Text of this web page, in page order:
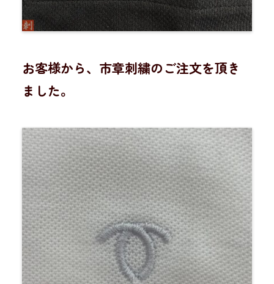
お客様から、市章刺繍のご注文を頂き
ました。